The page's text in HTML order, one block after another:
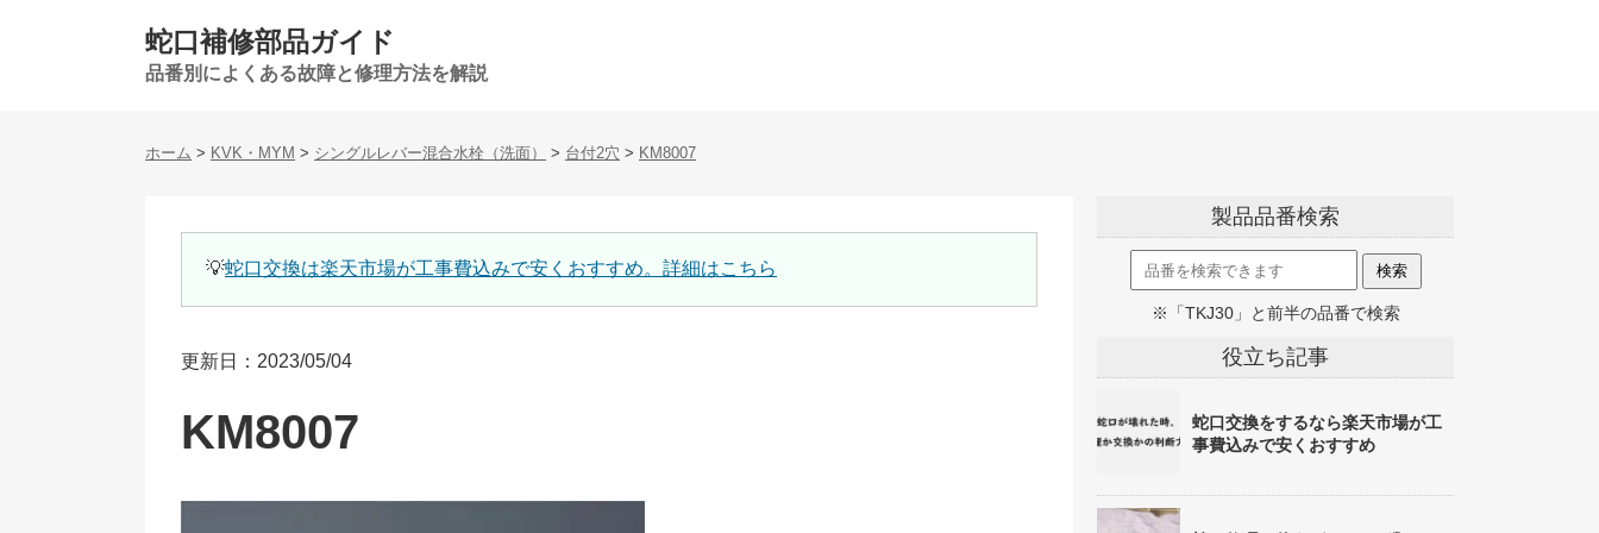
蛇口補修部品ガイド
品番別によくある故障と修理方法を解説
ホーム > KVK・MYM > シングルレバー混合水栓（洗面） > 台付2穴 > KM8007
💡蛇口交換は楽天市場が工事費込みで安くおすすめ。詳細はこちら
更新日：2023/05/04
KM8007
製品品番検索
※「TKJ30」と前半の品番で検索
役立ち記事
蛇口交換をするなら楽天市場が工
事費込みで安くおすすめ